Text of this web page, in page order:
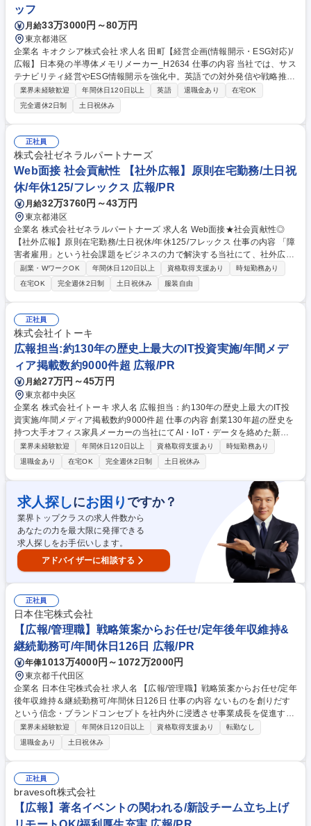
ッフ
月給33万3000円～80万円
東京都港区
企業名 キオクシア株式会社 求人名 田町【経営企画(情報開示・ESG対応)/
広報】日本発の半導体メモリメーカー_H2634 仕事の内容 当社では、サス
テナビリティ経営やESG情報開示を強化中。英語での対外発信や戦略推進
をリードし、企業価値と社会的信頼の向上に貢献するサステナビリティ推
進部の新メンバーを募集します。 【詳細】当社のサステナビリティ経営を
社内外に発信し、企業価値向上に貢献する業務をお任せします。サステナ
ビリティレポートや統合報告書の企画・制作を中心に各種対外開示資料や
記事作成、ESG評価機関への対応、投資家とのコミュニケーションなどに
幅広く携わっていただきます（英語での対応を含む）。単なる資料作成に
とどまらず、グローバルに発信していく、影響力の大きいポジションで
す。 募集職種 田町【経営企画(情報開示・ESG対応)/広報】日本発の半導
体メモリメーカー_H2634
業界未経験歓迎 年間休日120日以上 英語 退職金あり
在宅OK
完全週休2日制
土日祝休み
正社員
株式会社ゼネラルパートナーズ
Web面接 社会貢献性 【社外広報】原則在宅勤務/土日祝
休/年休125/フレックス 広報/PR
月給32万3760円～43万円
東京都港区
企業名 株式会社ゼネラルパートナーズ 求人名 Web面接★社会貢献性◎
【社外広報】原則在宅勤務/土日祝休/年休125/フレックス 仕事の内容 「障
害者雇用」という社会課題をビジネスの力で解決する当社にて、社外広報
をお任せします。事業のメディア露出がそのまま社会全体のDE&I推進と
なるため、「社会の偏見を変える当事者」としてご活躍いただけます。
【詳細】社会課題解決を目指す当社社外広報として、TV等の主要メディア
に向けた広報戦略の策定からメディア開拓、ナーチャリングまで一貫して
担います。単なるサービスPRに留まらず、多様な事業（就労支援や農業
等）のストーリーや独自調査データを各メディアの関心に合わせ企画提案
する裁量の大きな業務です。社会変革の当事者として認知や偏見を変えて
いく、PRプロフェッショナルとしての手応えをダイレクトに実感できま
す。 募集職種 Web面接★社会貢献性◎【社外広報】原則在宅勤務/土日祝
休/年休125/フレックス
副業・WワークOK 年間休日120日以上 資格取得支援あり
時短勤務あり
在宅OK
完全週休2日制 土日祝休み 服装自由
正社員
株式会社イトーキ
広報担当:約130年の歴史上最大のIT投資実施/年間メデ
ィア掲載数約9000件超 広報/PR
月給27万円～45万円
東京都中央区
企業名 株式会社イトーキ 求人名 広報担当：約130年の歴史上最大のIT投
資実施/年間メディア掲載数約9000件超 仕事の内容 創業130年超の歴史を
持つ大手オフィス家具メーカーの当社にてAI・IoT・データを絡めた新規
事業のローンチにより、昨年のメディア掲載数は約9000件となり、より
一層のメディア露出に向けて広報担当を募集。 ■業務詳細：社内外広報戦
略の企画立案、メディア露出の企画・運営・オペレーション、メディア対
応、各種マスコミとのコミュニケーション窓口等をお任せする予定です。
■ポジションの魅力：メディアの注目度が高く、商材も多岐にわたるた
め、発信できるコンテンツが豊富、小規模なチームのため、企画から運営
まで一気通貫で広報業務に携わる事ができます。 募集職種 広報担当：約1
30年の歴史上最大のIT投資実施/年間メディア掲載数約9000件超
業界未経験歓迎 年間休日120日以上 資格取得支援あり
時短勤務あり
退職金あり
在宅OK 完全週休2日制 土日祝休み
求人探しにお困り ですか？
業界トップクラスの求人件数から
あなたの力を最大限に発揮できる
求人探しをお手伝いします。
アドバイザーに相談する
正社員
日本住宅株式会社
【広報/管理職】戦略策案からお任せ/定年後年収維持&
継続勤務可/年間休日126日 広報/PR
年俸1013万4000円～1072万2000円
東京都千代田区
企業名 日本住宅株式会社 求人名 【広報/管理職】戦略策案からお任せ/定年
後年収維持＆継続勤務可/年間休日126日 仕事の内容 ないものを創りだす
という信念・ブランドコンセプトを社内外に浸透させ事業成長を促進する
ブランディング及び広報室統括マネジメントを担当。【特徴】地元東北で
培ってきた繋がる力を礎に、新しい賃貸住宅経営、新 しいマイホームライ
フ、今までなかった木造大型施設や公共事業などの新たなビジネス、市
場、商品、システムを次々と創りだしてきました。■広報戦略策定から実
行を担当ください【インナーブランディング】web社内報運用(記事立案、
取材、作成、発信)、その他社内用発信物の制作など。※入社後のメイン
業務。【アウターブランディング】コーポレートサイト運用・ページ更
新、会社案内パンフレット、その他ツール制作、TVCM制作 募集職種
業界未経験歓迎 年間休日120日以上 資格取得支援あり
転勤なし
退職金あり
土日祝休み
正社員
bravesoft株式会社
【広報】著名イベントの関われる/新設チーム立ち上げ